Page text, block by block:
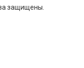
защищены.